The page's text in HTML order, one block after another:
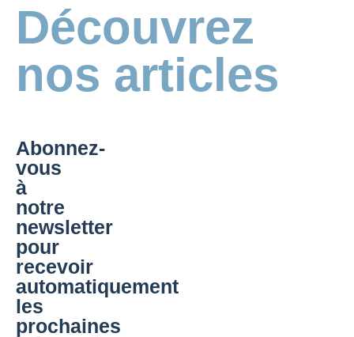
Découvrez
nos articles
Abonnez-
vous
à
notre
newsletter
pour
recevoir
automatiquement
les
prochaines